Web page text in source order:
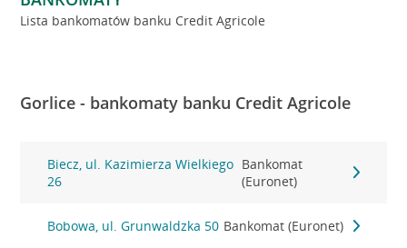
Lista bankomatów banku Credit Agricole
Gorlice - bankomaty banku Credit Agricole
Biecz, ul. Kazimierza Wielkiego
26
Bankomat
(Euronet)
Bobowa, ul. Grunwaldzka 50 Bankomat (Euronet)